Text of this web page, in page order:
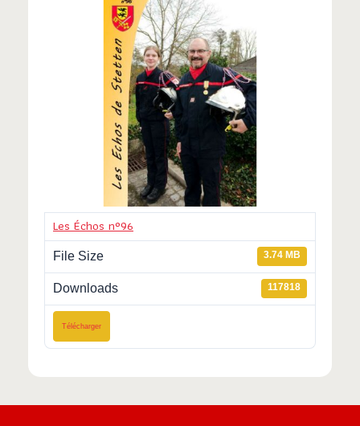
Les Échos n°96
File Size 3.74 MB
Downloads 117818
Télécharger